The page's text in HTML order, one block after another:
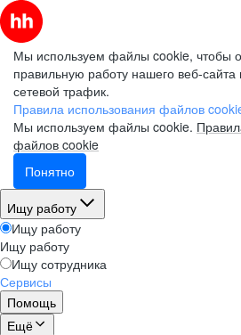
Мы используем файлы cookie, чтобы
правильную работу нашего веб-сайта
сетевой трафик.
Правила использования файлов
Мы используем файлы cookie.
файлов cookie
Понятно
Ищу работу
Ищу работу
Ищу работу
Ищу сотрудника
Сервисы
Помощь
Ещё